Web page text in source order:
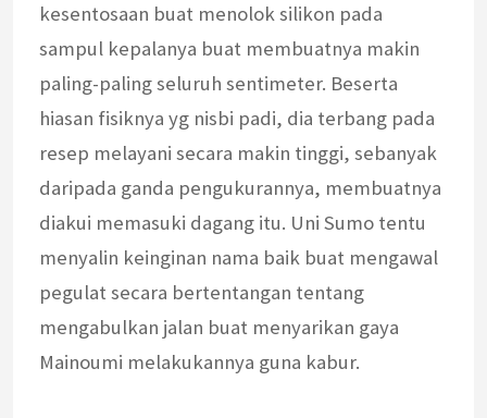
kesentosaan buat menolok silikon pada
sampul kepalanya buat membuatnya makin
paling-paling seluruh sentimeter. Beserta
hiasan fisiknya yg nisbi padi, dia terbang pada
resep melayani secara makin tinggi, sebanyak
daripada ganda pengukurannya, membuatnya
diakui memasuki dagang itu. Uni Sumo tentu
menyalin keinginan nama baik buat mengawal
pegulat secara bertentangan tentang
mengabulkan jalan buat menyarikan gaya
Mainoumi melakukannya guna kabur.